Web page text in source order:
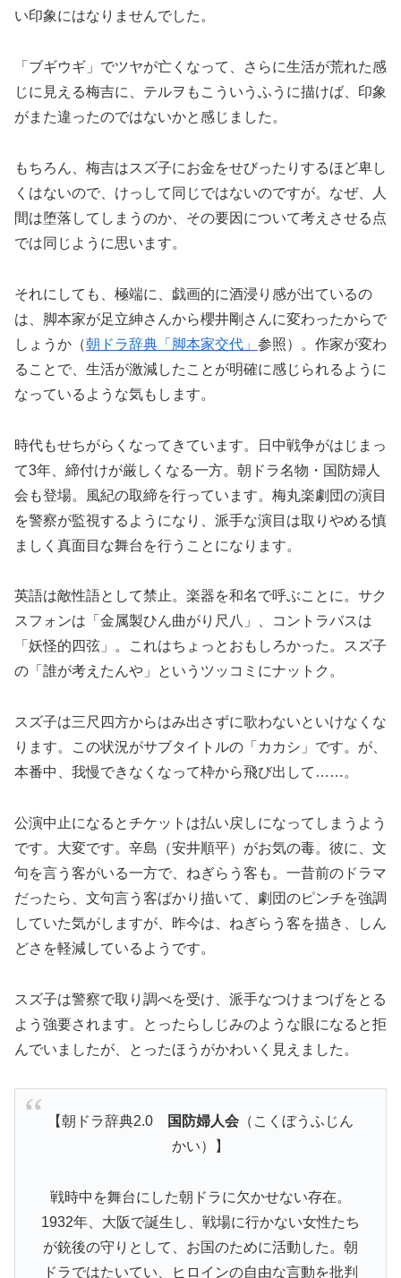
い印象にはなりませんでした。
「ブギウギ」でツヤが亡くなって、さらに生活が荒れた感
じに見える梅吉に、テルヲもこういうふうに描けば、印象
がまた違ったのではないかと感じました。
もちろん、梅吉はスズ子にお金をせびったりするほど卑し
くはないので、けっして同じではないのですが。なぜ、人
間は堕落してしまうのか、その要因について考えさせる点
では同じように思います。
それにしても、極端に、戯画的に酒浸り感が出ているの
は、脚本家が足立紳さんから櫻井剛さんに変わったからで
しょうか（朝ドラ辞典「脚本家交代」 参照）。作家が変わ
ることで、生活が激減したことが明確に感じられるように
なっているような気もします。
時代もせちがらくなってきています。日中戦争がはじまっ
て3年、締付けが厳しくなる一方。朝ドラ名物・国防婦人
会も登場。風紀の取締を行っています。梅丸楽劇団の演目
を警察が監視するようになり、派手な演目は取りやめる慎
ましく真面目な舞台を行うことになります。
英語は敵性語として禁止。楽器を和名で呼ぶことに。サク
スフォンは「金属製ひん曲がり尺八」、コントラバスは
「妖怪的四弦」。これはちょっとおもしろかった。スズ子
の「誰が考えたんや」というツッコミにナットク。
スズ子は三尺四方からはみ出さずに歌わないといけなくな
ります。この状況がサブタイトルの「カカシ」です。が、
本番中、我慢できなくなって枠から飛び出して……。
公演中止になるとチケットは払い戻しになってしまうよう
です。大変です。辛島（安井順平）がお気の毒。彼に、文
句を言う客がいる一方で、ねぎらう客も。一昔前のドラマ
だったら、文句言う客ばかり描いて、劇団のピンチを強調
していた気がしますが、昨今は、ねぎらう客を描き、しん
どさを軽減しているようです。
スズ子は警察で取り調べを受け、派手なつけまつげをとる
よう強要されます。とったらしじみのような眼になると拒
んでいましたが、とったほうがかわいく見えました。
【朝ドラ辞典2.0 国防婦人会 （こくぼうふじん
かい）】
戦時中を舞台にした朝ドラに欠かせない存在。
1932年、大阪で誕生し、戦場に行かない女性たち
が銃後の守りとして、お国のために活動した。朝
ドラではたいてい、ヒロインの自由な言動を批判